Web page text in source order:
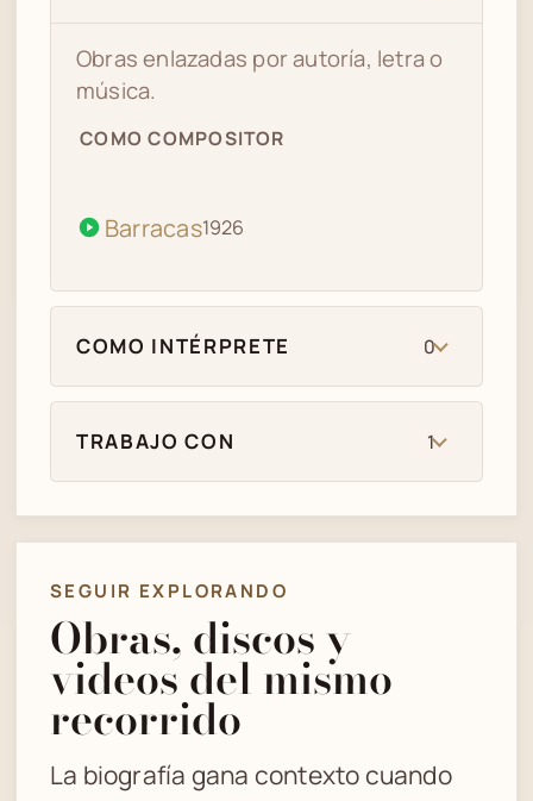
Obras enlazadas por autoría, letra o
música.
COMO COMPOSITOR
Barracas1926
COMO INTÉRPRETE 0
TRABAJO CON 1
SEGUIR EXPLORANDO
Obras, discos y
videos del mismo
recorrido
La biografía gana contexto cuando